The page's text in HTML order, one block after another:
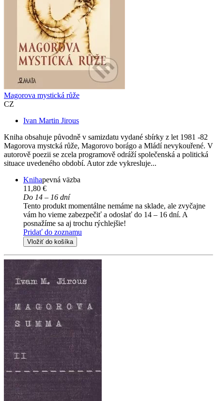
Magorova mystická růže
CZ
Ivan Martin Jirous
Kniha obsahuje původně v samizdatu vydané sbírky z let 1981 -82
Magorova mystcká růže, Magorovo borágo a Mládí nevykouřené. V
autorově poezii se zcela programově odráží společenská a politická
situace uvedeného období. Autor zde vykresluje...
Knihapevná väzba
11,80 €
Do 14 – 16 dní
Tento produkt momentálne nemáme na sklade, ale zvyčajne
vám ho vieme zabezpečiť a odoslať do 14 – 16 dní. A
posnažíme sa aj trochu rýchlejšie!
Pridať do zoznamu
Vložiť do košíka